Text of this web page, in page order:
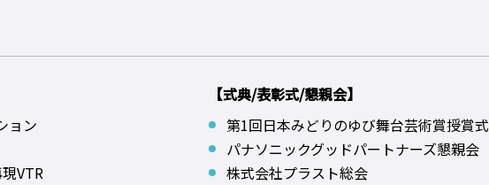
ョン
VTR
【式典/表彰式/懇親会】
第1回日本みどりのゆび舞台芸術賞授賞式
パナソニックグッドパートナーズ懇親会
株式会社プラスト総会